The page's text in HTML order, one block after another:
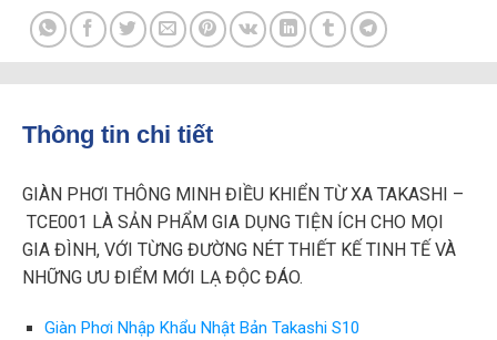
Thông tin chi tiết
GIÀN PHƠI THÔNG MINH ĐIỀU KHIỂN TỪ XA TAKASHI –
TCE001 LÀ SẢN PHẨM GIA DỤNG TIỆN ÍCH CHO MỌI
GIA ĐÌNH, VỚI TỪNG ĐƯỜNG NÉT THIẾT KẾ TINH TẾ VÀ
NHỮNG ƯU ĐIỂM MỚI LẠ ĐỘC ĐÁO.
Giàn Phơi Nhập Khẩu Nhật Bản Takashi S10